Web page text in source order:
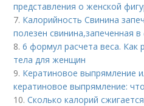
представления о женской
7. Калорийность Свинина
полезен свинина,запеченная
8.6 формул расчета веса. Как
тела для женщин
9. Кератиновое выпрямление
кератиновое выпрямление:
10.Сколько калорий